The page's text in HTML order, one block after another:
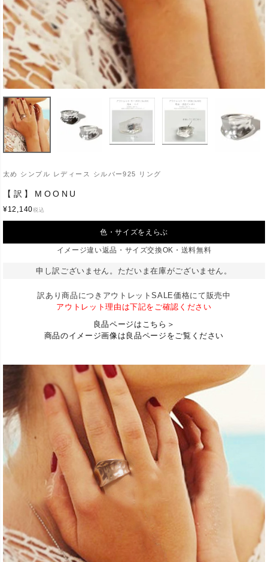
太め シンプル レディース シルバー925 リング
【訳】MOONU
¥12,140税込
色・サイズをえらぶ
イメージ違い返品・サイズ交換OK・送料無料
申し訳ございません。ただいま在庫がございません。
訳あり商品につきアウトレットSALE価格にて販売中
アウトレット理由は下記をご確認ください
良品ページはこちら＞
商品のイメージ画像は良品ページをご覧ください